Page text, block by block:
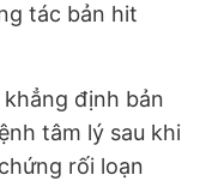
tác bản hit
định bản
tâm lý sau khi
rối loạn